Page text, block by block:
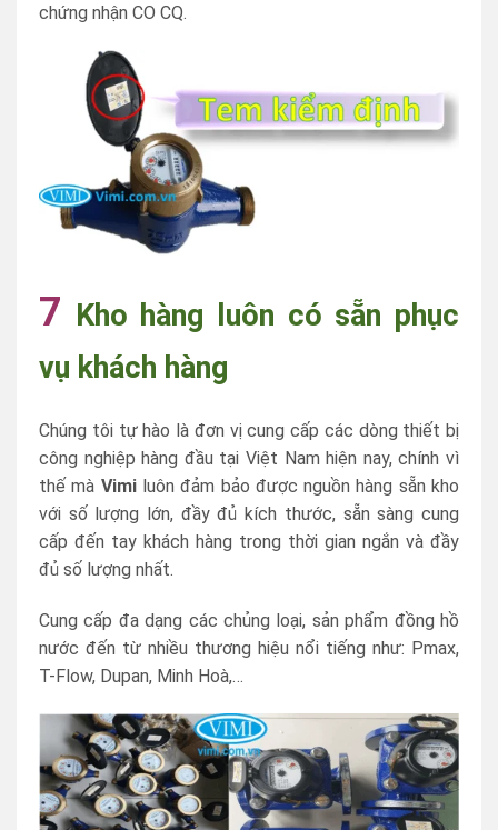
chứng nhận CO CQ.
7 Kho hàng luôn có sẵn phục
vụ khách hàng
Chúng tôi tự hào là đơn vị cung cấp các dòng thiết bị
công nghiệp hàng đầu tại Việt Nam hiện nay, chính vì
thế mà Vimiluôn đảm bảo được nguồn hàng sẵn kho
với số lượng lớn, đầy đủ kích thước, sẵn sàng cung
cấp đến tay khách hàng trong thời gian ngắn và đầy
đủ số lượng nhất.
Cung cấp đa dạng các chủng loại, sản phẩm đồng hồ
nước đến từ nhiều thương hiệu nổi tiếng như: Pmax,
T-Flow, Dupan, Minh Hoà,…